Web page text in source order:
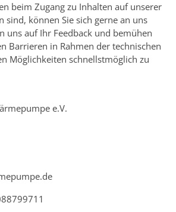
beim Zugang zu Inhalten auf unserer
sind, können Sie sich gerne an uns
uns auf Ihr Feedback und bemühen
Barrieren in Rahmen der technischen
Möglichkeiten schnellstmöglich zu
e.V.